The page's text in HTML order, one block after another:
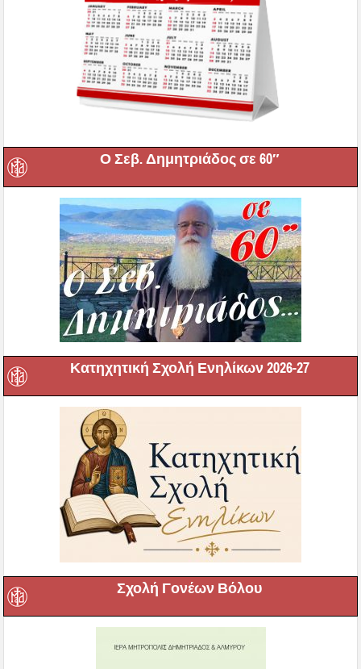
Ο Σεβ. Δημητριάδος σε 60″
Κατηχητική Σχολή Ενηλίκων 2026-27
Σχολή Γονέων Βόλου